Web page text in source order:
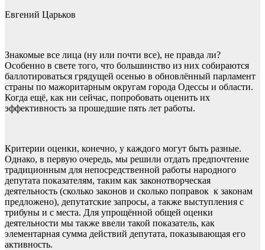
Евгений Царьков
Знакомые все лица (ну или почти все), не правда ли?
Особенно в свете того, что большинство из них собираются
баллотироваться грядущей осенью в обновлённый парламент
страны по мажоритарным округам города Одессы и области.
Когда ещё, как ни сейчас, попробовать оценить их
эффективность за прошедшие пять лет работы.
Критерии оценки, конечно, у каждого могут быть разные.
Однако, в первую очередь, мы решили отдать предпочтение
традиционным для непосредственной работы народного
депутата показателям, таким как законотворческая
деятельность (сколько законов и сколько поправок к законам
предложено), депутатские запросы, а также выступления с
трибуны и с места. Для упрощённой общей оценки
деятельности мы также ввели такой показатель, как
элементарная сумма действий депутата, показывающая его
активность.